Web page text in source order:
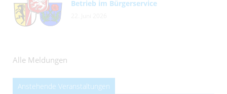
Betrieb im Bürgerservice
Alle Meldungen
Anstehende Veranstaltungen